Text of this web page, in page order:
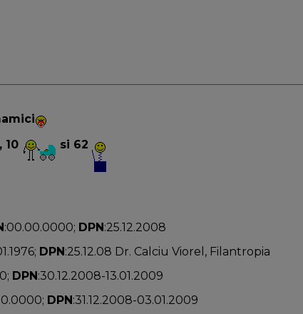
, 10 si 62
:00.00.0000; DPN:25.12.2008
DPN:25.12.08 Dr. Calciu Viorel, Filantropia
DPN:30.12.2008-13.01.2009
DPN:31.12.2008-03.01.2009